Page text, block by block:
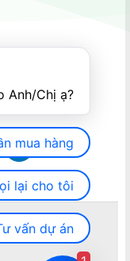
mua hàng
lại cho tôi
vấn dự án